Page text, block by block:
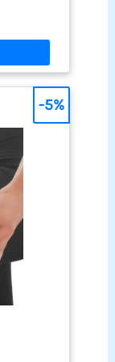
avec
ce blaster
anti-
gel
maximise
la peau,
de la
les
les
le corps
!
masseur
peau et la
Fins
est
pour
sont
la peau.
du
Les
la
à la
les bras,
un
-5%